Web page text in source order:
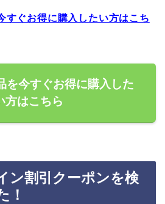
すぐお得に購入したい方はこち
を今すぐお得に購入した
方はこちら
ン割引クーポンを検
！